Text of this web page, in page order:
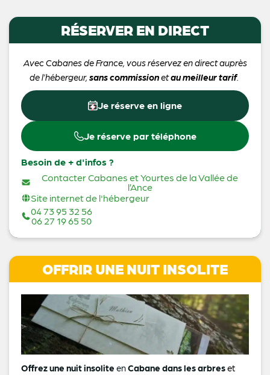
RÉSERVER EN DIRECT
Avec Cabanes de France, vous réservez en direct auprès
de l’hébergeur, sans commissionetau meilleur tarif.
Je réserve en ligne
Je réserve par téléphone
Besoin de + d'infos ?
Contacter Cabanes et Yourtes de la Vallée de
l’Ance
Site internet de l'hébergeur
04 73 95 32 56
06 27 19 65 50
OFFRIR UNE NUIT INSOLITE
Offrez une nuit insolite enCabane dans les arbreset